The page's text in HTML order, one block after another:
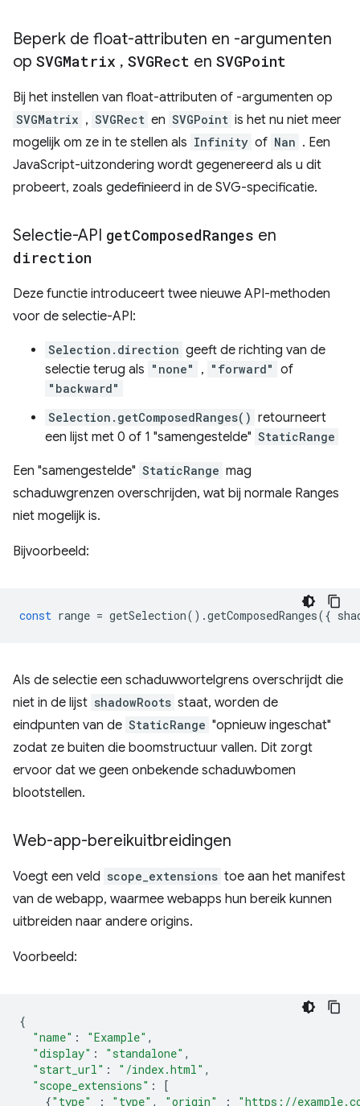
Beperk de float-attributen en -argumenten
op SVGMatrix , SVGRect en SVGPoint
Bij het instellen van float-attributen of -argumenten op
SVGMatrix , SVGRect en SVGPoint is het nu niet meer
mogelijk om ze in te stellen als Infinity of Nan . Een
JavaScript-uitzondering wordt gegenereerd als u dit
probeert, zoals gedefinieerd in de SVG-specificatie.
Selectie-API getComposedRanges en
direction
Deze functie introduceert twee nieuwe API-methoden
voor de selectie-API:
Selection.direction geeft de richting van de
selectie terug als "none" , "forward" of
"backward"
Selection.getComposedRanges() retourneert
een lijst met 0 of 1 "samengestelde" StaticRange
Een "samengestelde" StaticRange mag
schaduwgrenzen overschrijden, wat bij normale Ranges
niet mogelijk is.
Bijvoorbeeld:
const range = getSelection().getComposedRanges({
Als de selectie een schaduwwortelgrens overschrijdt die
niet in de lijst shadowRoots staat, worden de
eindpunten van de StaticRange "opnieuw ingeschat"
zodat ze buiten die boomstructuur vallen. Dit zorgt
ervoor dat we geen onbekende schaduwbomen
blootstellen.
Web-app-bereikuitbreidingen
Voegt een veld scope_extensions toe aan het manifest
van de webapp, waarmee webapps hun bereik kunnen
uitbreiden naar andere origins.
Voorbeeld:
{
"name" : "Example" ,
"display" : "standalone" ,
"start_url" : "/index.html" ,
"scope_extensions" :
[
{"type" : "type" , "origin" : "https://